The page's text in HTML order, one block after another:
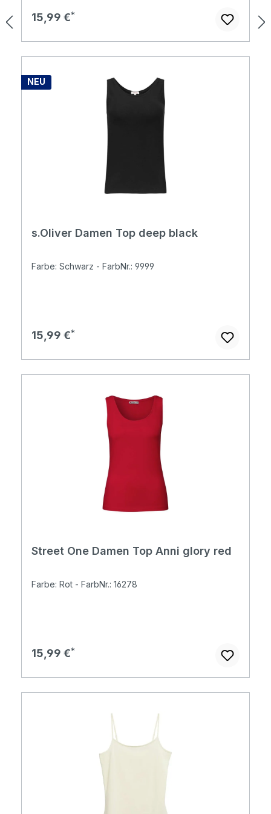
Regulärer Preis:
15,99 €
NEU
s.Oliver Damen Top deep black
Farbe: Schwarz - FarbNr.: 9999
Regulärer Preis:
15,99 €
Street One Damen Top Anni glory red
Farbe: Rot - FarbNr.: 16278
Regulärer Preis:
15,99 €